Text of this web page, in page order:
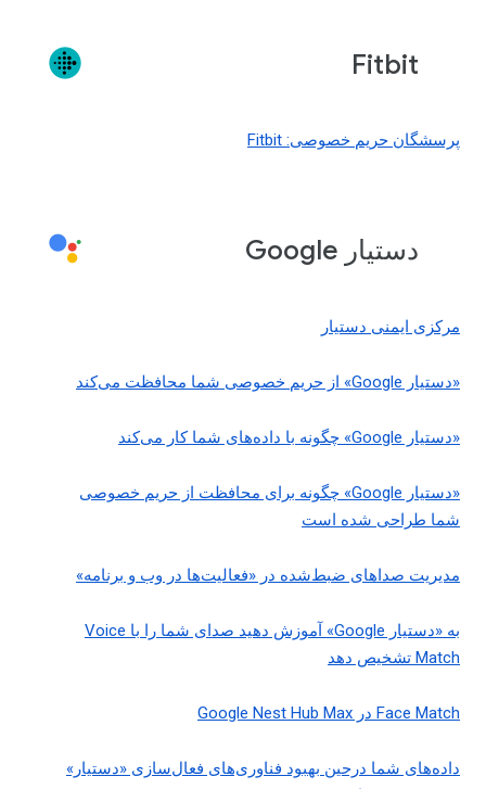
Fitbit
پرسشگان حریم خصوصی: Fitbit
دستیار Google
مرکزی ایمنی دستیار
«دستیار Google» از حریم خصوصی شما محافظت می‌کند
«دستیار Google» چگونه با داده‌های شما کار می‌کند
«دستیار Google» چگونه برای محافظت از حریم خصوصی
شما طراحی شده است
مدیریت صداهای ضبط‌شده در «فعالیت‌ها در وب و برنامه»
به «دستیار Google» آموزش دهید صدای شما را با Voice
Match تشخیص دهد
Face Match در Google Nest Hub Max
داده‌های شما درحین بهبود فناوری‌های فعال‌سازی «دستیار»